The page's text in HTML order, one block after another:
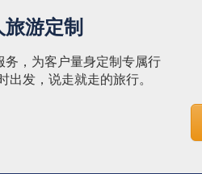
旅游定制
务，为客户量身定制专属行
出发，说走就走的旅行。